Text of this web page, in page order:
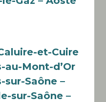
et-Cuire
au-Mont-d’Or
sur-Saône –
sur-Saône –